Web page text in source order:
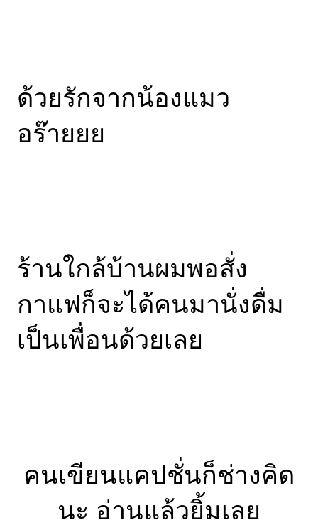
ด้วยรักจากน้องแมว
อร๊ายยย
ร้านใกล้บ้านผมพอสั่ง
กาแฟก็จะได้คนมานั่งดื่ม
เป็นเพื่อนด้วยเลย
คนเขียนแคปชั่นก็ช่างคิด
นะ อ่านแล้วยิ้มเลย